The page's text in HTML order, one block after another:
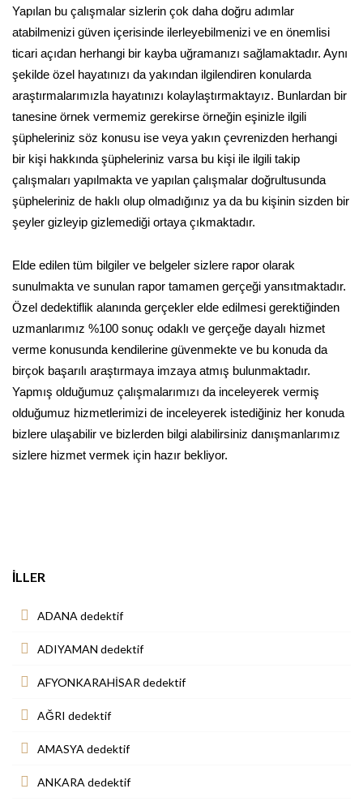
Yapılan bu çalışmalar sizlerin çok daha doğru adımlar
atabilmenizi güven içerisinde ilerleyebilmenizi ve en önemlisi
ticari açıdan herhangi bir kayba uğramanızı sağlamaktadır. Aynı
şekilde özel hayatınızı da yakından ilgilendiren konularda
araştırmalarımızla hayatınızı kolaylaştırmaktayız. Bunlardan bir
tanesine örnek vermemiz gerekirse örneğin eşinizle ilgili
şüpheleriniz söz konusu ise veya yakın çevrenizden herhangi
bir kişi hakkında şüpheleriniz varsa bu kişi ile ilgili takip
çalışmaları yapılmakta ve yapılan çalışmalar doğrultusunda
şüpheleriniz de haklı olup olmadığınız ya da bu kişinin sizden bir
şeyler gizleyip gizlemediği ortaya çıkmaktadır.
Elde edilen tüm bilgiler ve belgeler sizlere rapor olarak
sunulmakta ve sunulan rapor tamamen gerçeği yansıtmaktadır.
Özel dedektiflik alanında gerçekler elde edilmesi gerektiğinden
uzmanlarımız %100 sonuç odaklı ve gerçeğe dayalı hizmet
verme konusunda kendilerine güvenmekte ve bu konuda da
birçok başarılı araştırmaya imzaya atmış bulunmaktadır.
Yapmış olduğumuz çalışmalarımızı da inceleyerek vermiş
olduğumuz hizmetlerimizi de inceleyerek istediğiniz her konuda
bizlere ulaşabilir ve bizlerden bilgi alabilirsiniz danışmanlarımız
sizlere hizmet vermek için hazır bekliyor.
İLLER
ADANA dedektif
ADIYAMAN dedektif
AFYONKARAHİSAR dedektif
AĞRI dedektif
AMASYA dedektif
ANKARA dedektif